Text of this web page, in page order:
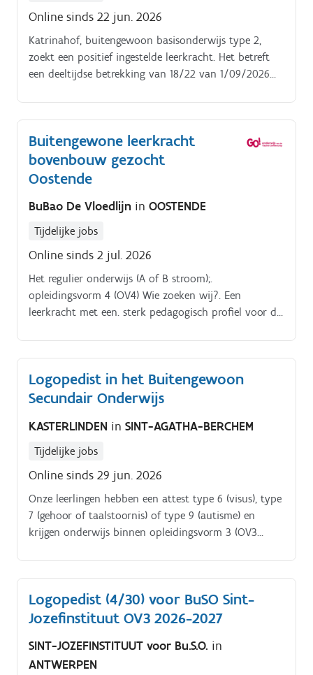
Online sinds 22 jun. 2026
Katrinahof, buitengewoon basisonderwijs type 2,
zoekt een positief ingestelde leerkracht. Het betreft
een deeltijdse betrekking van 18/22 van 1/09/2026
en weet vanuit de cyclus van handelingsplanning
doelgericht activiteiten te organiseren die de
ontwikkeling van de leerlingen stimuleert Je komt
terecht in een multidisciplinair team waar samen
denken en samen doen centraal staan, steeds vanuit
persoonljkheidsontwikkeling van onze leerlingen Bij
voorkeur heb je ervaring met en kennis over onze
buitegewone doelgroep type 2 Je zal deels lesgeven
op onze school in de Van Schoonbekestraat 32, 2018
Antwerpen en deels op locatie lesgeven aan leerlingen
die tijdelijk niet naar school gaan en in een
voorziening verblijven.
Buitengewone leerkracht
bovenbouw gezocht
Oostende
BuBao De Vloedlijn in OOSTENDE
Tijdelijke jobs
Online sinds 2 jul. 2026
Het regulier onderwijs (A of B stroom);.
opleidingsvorm 4 (OV4) Wie zoeken wij?. Een
leerkracht met een. sterk pedagogisch profiel voor de
Tewerkstelling.
Logopedist in het Buitengewoon
Secundair Onderwijs
KASTERLINDEN in SINT-AGATHA-BERCHEM
Tijdelijke jobs
Online sinds 29 jun. 2026
Onze leerlingen hebben een attest type 6 (visus), type
7 (gehoor of taalstoornis) of type 9 (autisme) en
krijgen onderwijs binnen opleidingsvorm 3 (OV3
(OV2 voorbereiding op tewerkstelling in een
maatwerkbedrijf) of opleidingsvorm 1 (OV1
voorbereiding op (begeleid) werken en/of een
dagcentrum) Voor het schooljaar 2026 2027 zoeken
versterken Het betreft een voltijdse
(vervangings)opdracht in OV2 en OV3 Als logopediste
Logopedist (4/30) voor BuSO Sint-
Jozefinstituut OV3 2026-2027
SINT-JOZEFINSTITUUT voor Bu.S.O. in
ANTWERPEN